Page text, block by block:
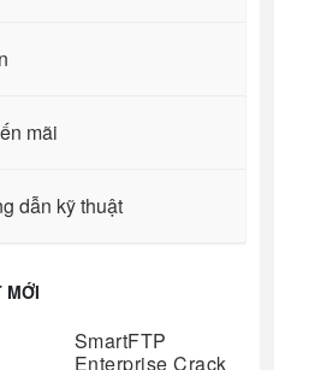
mãi
dẫn kỹ thuật
MỚI
SmartFTP
Enterprise Crack